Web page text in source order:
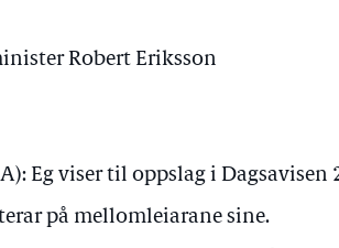
Robert Eriksson
Eg viser til oppslag i Dagsavisen
på mellomleiarane sine.